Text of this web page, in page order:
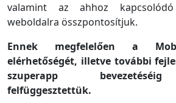
valamint az ahhoz
weboldalra összpontosítjuk.
Ennek megfelelően a
elérhetőségét, illetve további
szuperapp
felfüggesztettük.